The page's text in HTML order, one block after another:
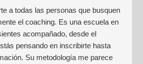
a todas las personas que busquen
el coaching. Es una escuela en
acompañado, desde el
pensando en inscribirte hasta
Su metodología me parece